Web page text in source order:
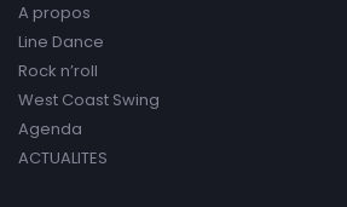
A propos
Line Dance
Rock n’roll
West Coast Swing
Agenda
ACTUALITES